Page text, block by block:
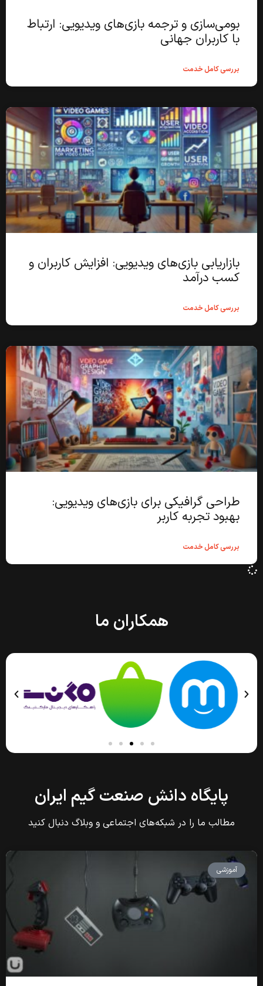
بومی‌سازی و ترجمه بازی‌های ویدیویی: ارتباط
با کاربران جهانی
بررسی کامل خدمت
بازاریابی بازی‌های ویدیویی: افزایش کاربران و
کسب درآمد
بررسی کامل خدمت
طراحی گرافیکی برای بازی‌های ویدیویی:
بهبود تجربه کاربر
بررسی کامل خدمت
همکاران ما
پایگاه دانش صنعت گیم ایران
مطالب ما را در شبکه‌های اجتماعی و وبلاگ دنبال کنید
آموزشی